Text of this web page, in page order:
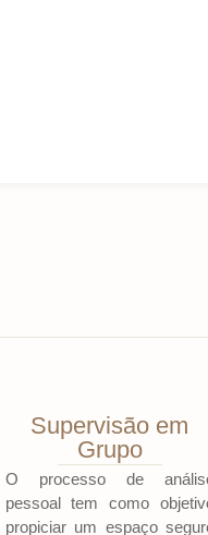
Supervisão em
Grupo
O processo de
pessoal tem como
propiciar um espaço